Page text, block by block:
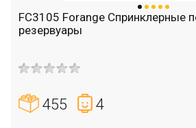
FC3105 Forange Спринклерные
резервуары
455 4